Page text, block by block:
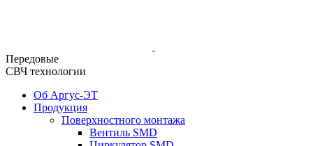
Передовые
СВЧ технологии
Об Аргус-ЭТ
Продукция
Поверхностного монтажа
Вентиль SMD